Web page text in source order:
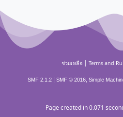
ช่วยเหลือ| Terms and
SMF 2.1.2 SMF © 2016, Simple
Page created in 0.071